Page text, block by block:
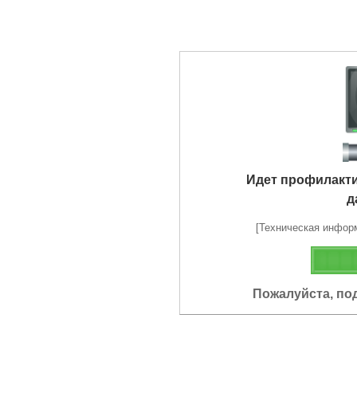
Идет
[Техническая
Пожалуйста,